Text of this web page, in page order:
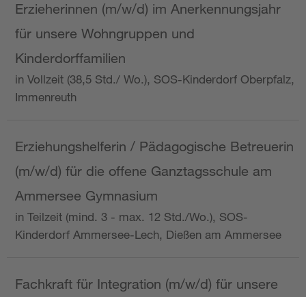
Erzieherinnen (m/w/d) im Anerkennungsjahr
für unsere Wohngruppen und
Kinderdorffamilien
in Vollzeit (38,5 Std./ Wo.), SOS-Kinderdorf Oberpfalz,
Immenreuth
Erziehungshelferin / Pädagogische Betreuerin
(m/w/d) für die offene Ganztagsschule am
Ammersee Gymnasium
in Teilzeit (mind. 3 - max. 12 Std./Wo.), SOS-
Kinderdorf Ammersee-Lech, Dießen am Ammersee
Fachkraft für Integration (m/w/d) für unsere